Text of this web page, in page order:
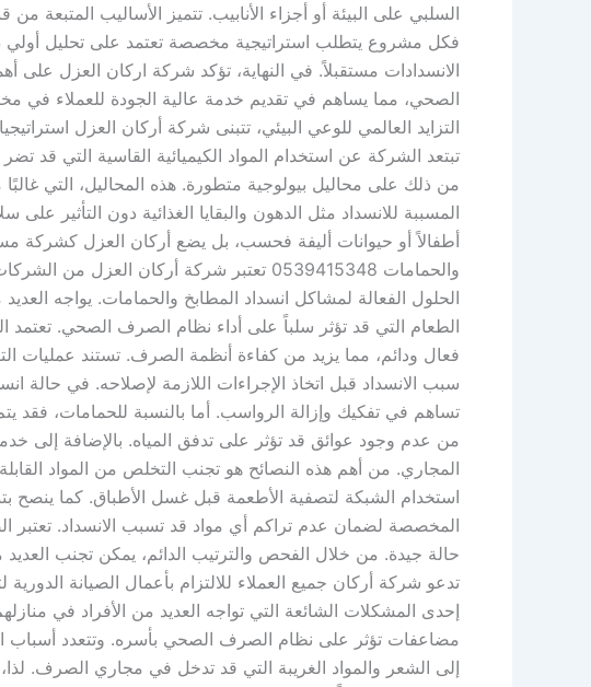
السلبي على البيئة أو أجزاء الأنابيب. تتميز الأساليب
فكل مشروع يتطلب استراتيجية مخصصة تعتمد على تحليل
الانسدادات مستقبلاً. في النهاية، تؤكد شركة اركان العزل على
الصحي، مما يساهم في تقديم خدمة عالية الجودة للعملاء في
التزايد العالمي للوعي البيئي، تتبنى شركة أركان العزل
تبتعد الشركة عن استخدام المواد الكيميائية القاسية التي قد
من ذلك على محاليل بيولوجية متطورة. هذه المحاليل، التي
المسببة للانسداد مثل الدهون والبقايا الغذائية دون التأثير
أطفالاً أو حيوانات أليفة فحسب، بل يضع أركان العزل كشركة
والحمامات 0539415348 تعتبر شركة أركان
الحلول الفعالة لمشاكل انسداد المطابخ والحمامات. يواجه
الطعام التي قد تؤثر سلباً على أداء نظام الصرف الصحي.
فعال ودائم، مما يزيد من كفاءة أنظمة الصرف. تستند عمليات
سبب الانسداد قبل اتخاذ الإجراءات اللازمة لإصلاحه. في حالة
تساهم في تفكيك وإزالة الرواسب. أما بالنسبة للحمامات، فقد يتم
من عدم وجود عوائق قد تؤثر على تدفق المياه. بالإضافة إلى
المجاري. من أهم هذه النصائح هو تجنب التخلص من المواد
استخدام الشبكة لتصفية الأطعمة قبل غسل الأطباق. كما ينصح
المخصصة لضمان عدم تراكم أي مواد قد تسبب الانسداد.
حالة جيدة. من خلال الفحص والترتيب الدائم، يمكن تجنب
تدعو شركة أركان جميع العملاء للالتزام بأعمال الصيانة
إحدى المشكلات الشائعة التي تواجه العديد من الأفراد في
مضاعفات تؤثر على نظام الصرف الصحي بأسره. وتتعدد أسباب
إلى الشعر والمواد الغريبة التي قد تدخل في مجاري الصرف.